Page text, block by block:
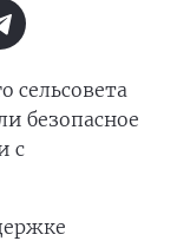
сельсовета
безопасное
с